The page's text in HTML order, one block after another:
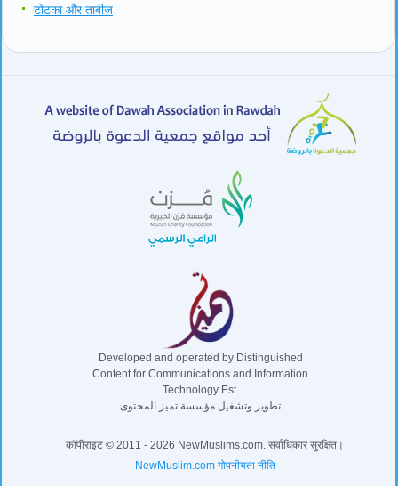
टोटका और ताबीज
Developed and operated by Distinguished
Content for Communications and Information
Technology Est.
تطوير وتشغيل مؤسسة تميز المحتوى
कॉपीराइट © 2011 - 2026 NewMuslims.com. सर्वाधिकार सुरक्षित।
NewMuslim.com गोपनीयता नीति